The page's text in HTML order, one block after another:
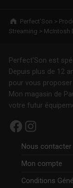
Breadcrumbs navigation
Perfect’Son >
Streaming > McIntosh
Perfect'Son est
Depuis plus de 12
pour vous
Mon magasin de
votre futur
Facebook Instagram
Nous contacter
Mon compte
Conditions